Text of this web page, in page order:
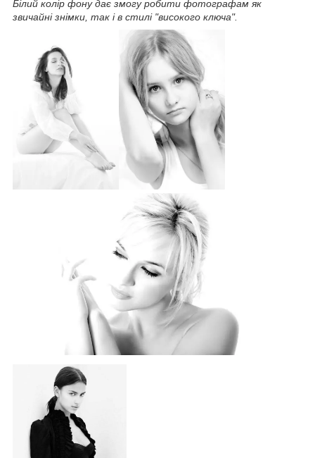
Білий колір фону дає змогу робити фотографам як
звичайні знімки, так і в стилі "високого ключа".